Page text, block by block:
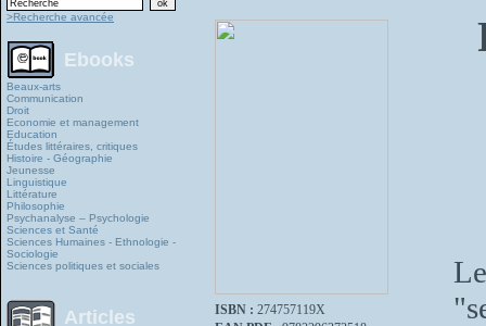
>Recherche avancée
Ebooks
Beaux-arts
Communication
Droit
Economie et management
Education
Études littéraires, critiques
Histoire - Géographie
Jeunesse
Linguistique
Littérature
Philosophie
Psychanalyse – Psychologie
Sciences et Santé
Sciences Humaines - Ethnologie -
Sociologie
Sciences politiques et sociales
Articles ISBN : 274757119X